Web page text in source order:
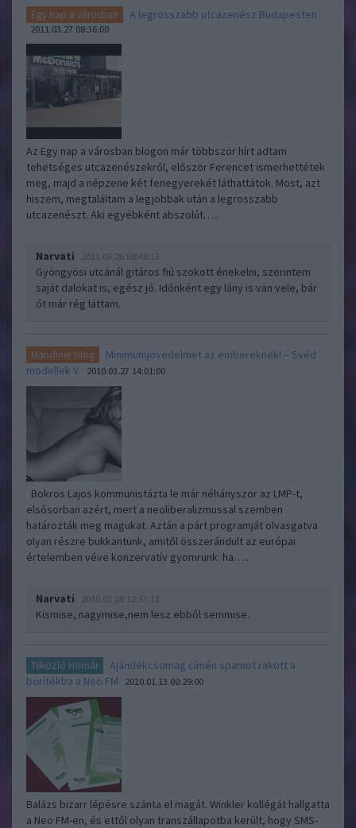
Egy nap a városban A legrosszabb utcazenész Budapesten
2011.03.27 08:36:00
Az Egy nap a városban blogon már többször hírt adtam
tehetséges utcazenészekről, először Ferencet ismerhettétek
meg, majd a népzene két fenegyerekét láthattátok. Most, azt
hiszem, megtaláltam a legjobbak után a legrosszabb
utcazenészt. Aki egyébként abszolút…..
Narvati 2011.03.28 08:48:13
Gyöngyösi utcánál gitáros fiú szokott énekelni, szerintem
saját dalokat is, egész jó. Időnként egy lány is van vele, bár
őt már rég láttam.
Mandiner blog
Minimumjövedelmet az embereknek! – Svéd
modellek V.
2010.03.27 14:01:00
Bokros Lajos kommunistázta le már néhányszor az LMP-t,
elsősorban azért, mert a neoliberalizmussal szemben
határozták meg magukat. Aztán a párt programját olvasgatva
olyan részre bukkantunk, amitől összerándult az európai
értelemben véve konzervatív gyomrunk: ha…..
Narvati 2010.03.28 12:57:13
Kismise, nagymise,nem lesz ebből semmise.
Tékozló Homár
Ajándékcsomag címén spamot rakott a
borítékba a Neo FM
2010.01.13 00:29:00
Balázs bizarr lépésre szánta el magát. Winkler kollégát hallgatta
a Neo FM-en, és ettől olyan transzállapotba került, hogy SMS-